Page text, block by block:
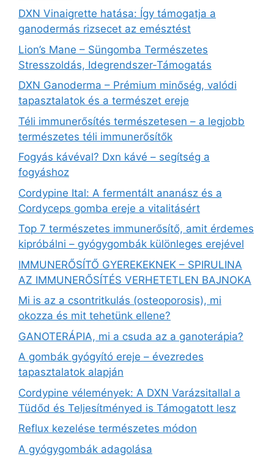
DXN Vinaigrette hatása: Így támogatja a
ganodermás rizsecet az emésztést
Lion’s Mane – Süngomba Természetes
Stresszoldás, Idegrendszer‑Támogatás
DXN Ganoderma – Prémium minőség, valódi
tapasztalatok és a természet ereje
Téli immunerősítés természetesen – a legjobb
természetes téli immunerősítők
Fogyás kávéval? Dxn kávé – segítség a
fogyáshoz
Cordypine Ital: A fermentált ananász és a
Cordyceps gomba ereje a vitalitásért
Top 7 természetes immunerősítő, amit érdemes
kipróbálni – gyógygombák különleges erejével
IMMUNERŐSÍTŐ GYEREKEKNEK – SPIRULINA
AZ IMMUNERŐSÍTÉS VERHETETLEN BAJNOKA
Mi is az a csontritkulás (osteoporosis), mi
okozza és mit tehetünk ellene?
GANOTERÁPIA, mi a csuda az a ganoterápia?
A gombák gyógyító ereje – évezredes
tapasztalatok alapján
Cordypine vélemények: A DXN Varázsitallal a
Tüdőd és Teljesítményed is Támogatott lesz
Reflux kezelése természetes módon
A gyógygombák adagolása